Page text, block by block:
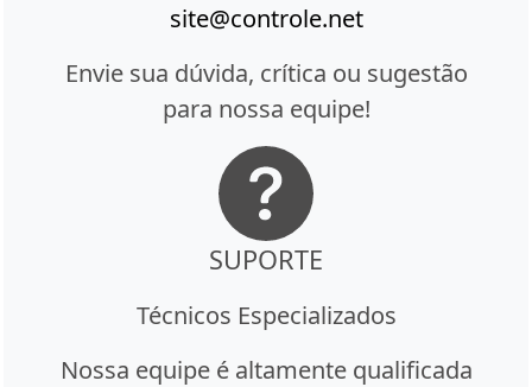
site@controle.net
Envie sua dúvida, crítica ou sugestão
para nossa equipe!
SUPORTE
Técnicos Especializados
Nossa equipe é altamente qualificada